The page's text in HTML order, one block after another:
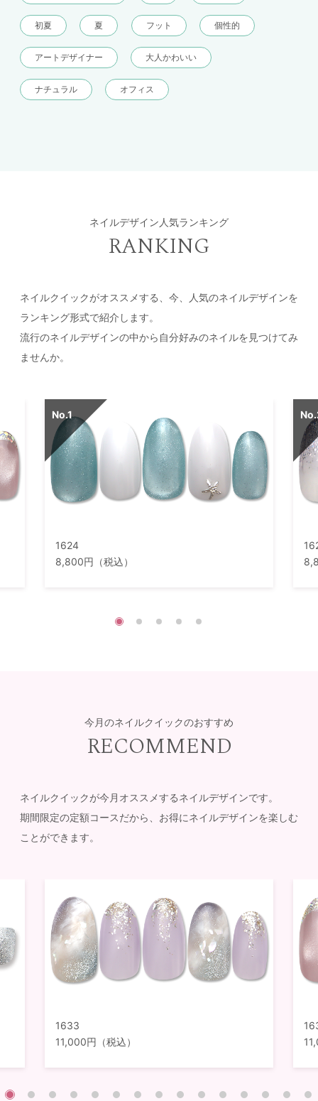
初夏 夏 フット 個性的
アートデザイナー 大人かわいい
ナチュラル オフィス
ネイルデザイン人気ランキング
RANKING
ネイルクイックがオススメする、今、人気のネイルデザインを
ランキング形式で紹介します。
流行のネイルデザインの中から自分好みのネイルを見つけてみ
ませんか。
1624
8,800円（税込）
今月のネイルクイックのおすすめ
RECOMMEND
ネイルクイックが今月オススメするネイルデザインです。
期間限定の定額コースだから、お得にネイルデザインを楽しむ
ことができます。
1633
11,000円（税込）